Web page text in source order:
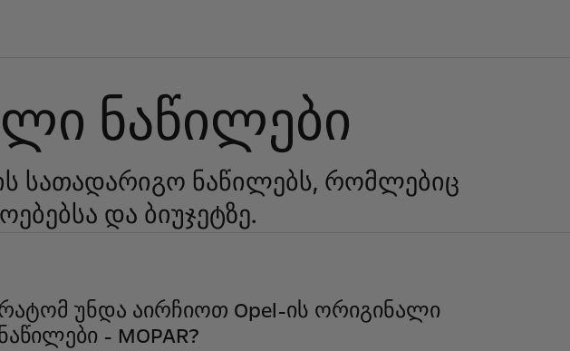
ნაწილები
სათადარიგო ნაწილებს, რომლებიც
და ბიუჯეტზე.
უნდა აირჩიოთ Opel-ის ორიგინალი
- MOPAR?